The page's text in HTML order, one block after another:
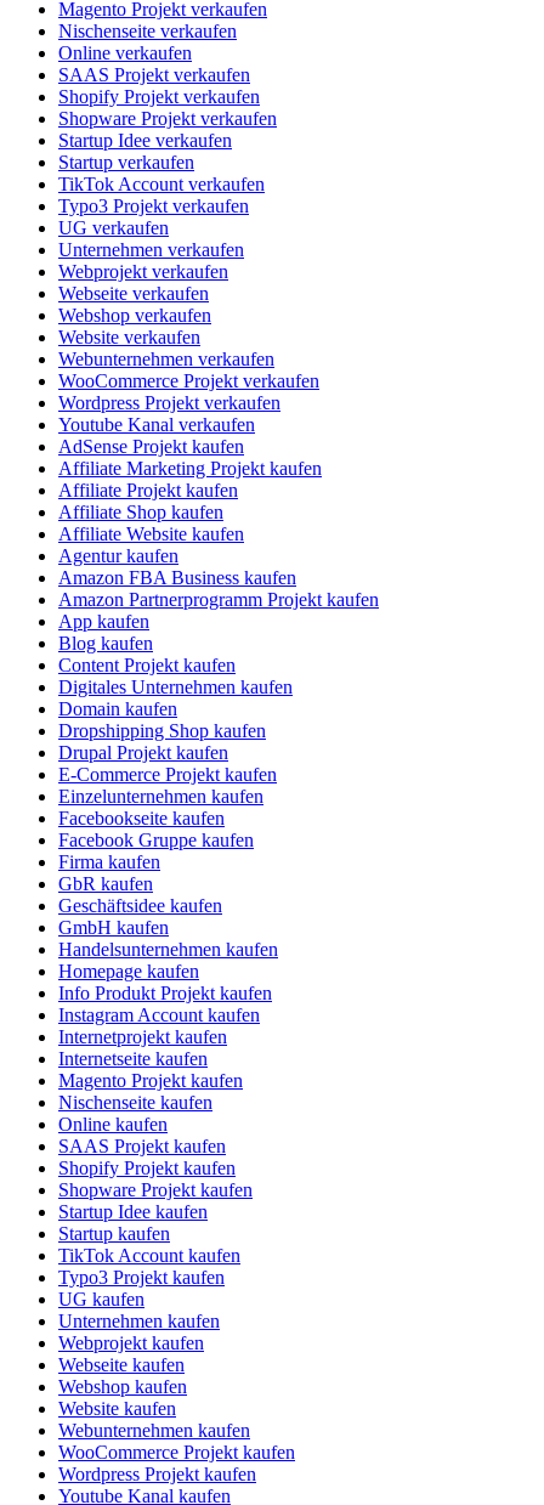
Magento Projekt verkaufen
Nischenseite verkaufen
Online verkaufen
SAAS Projekt verkaufen
Shopify Projekt verkaufen
Shopware Projekt verkaufen
Startup Idee verkaufen
Startup verkaufen
TikTok Account verkaufen
Typo3 Projekt verkaufen
UG verkaufen
Unternehmen verkaufen
Webprojekt verkaufen
Webseite verkaufen
Webshop verkaufen
Website verkaufen
Webunternehmen verkaufen
WooCommerce Projekt verkaufen
Wordpress Projekt verkaufen
Youtube Kanal verkaufen
AdSense Projekt kaufen
Affiliate Marketing Projekt kaufen
Affiliate Projekt kaufen
Affiliate Shop kaufen
Affiliate Website kaufen
Agentur kaufen
Amazon FBA Business kaufen
Amazon Partnerprogramm Projekt kaufen
App kaufen
Blog kaufen
Content Projekt kaufen
Digitales Unternehmen kaufen
Domain kaufen
Dropshipping Shop kaufen
Drupal Projekt kaufen
E-Commerce Projekt kaufen
Einzelunternehmen kaufen
Facebookseite kaufen
Facebook Gruppe kaufen
Firma kaufen
GbR kaufen
Geschäftsidee kaufen
GmbH kaufen
Handelsunternehmen kaufen
Homepage kaufen
Info Produkt Projekt kaufen
Instagram Account kaufen
Internetprojekt kaufen
Internetseite kaufen
Magento Projekt kaufen
Nischenseite kaufen
Online kaufen
SAAS Projekt kaufen
Shopify Projekt kaufen
Shopware Projekt kaufen
Startup Idee kaufen
Startup kaufen
TikTok Account kaufen
Typo3 Projekt kaufen
UG kaufen
Unternehmen kaufen
Webprojekt kaufen
Webseite kaufen
Webshop kaufen
Website kaufen
Webunternehmen kaufen
WooCommerce Projekt kaufen
Wordpress Projekt kaufen
Youtube Kanal kaufen